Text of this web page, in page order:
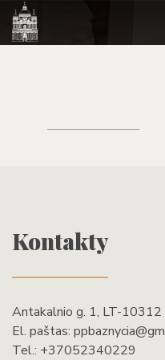
Kontakty
Antakalnio g. 1, LT-10312
El. paštas:
Tel.: +37052340229